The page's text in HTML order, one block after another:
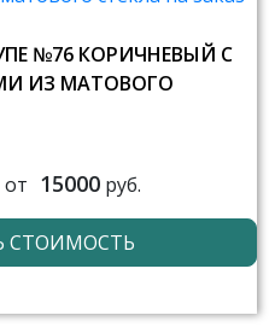
№76 КОРИЧНЕВЫЙ С
ИЗ МАТОВОГО
15000руб.
СТОИМОСТЬ